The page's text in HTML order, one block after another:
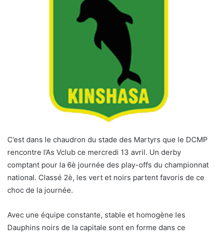
C’est dans le chaudron du stade des Martyrs que le DCMP
rencontre l’As Vclub ce mercredi 13 avril. Un derby
comptant pour la 6è journée des play-offs du championnat
national. Classé 2è, les vert et noirs partent favoris de ce
choc de la journée.
Avec une équipe constante, stable et homogène les
Dauphins noirs de la capitale sont en forme dans ce